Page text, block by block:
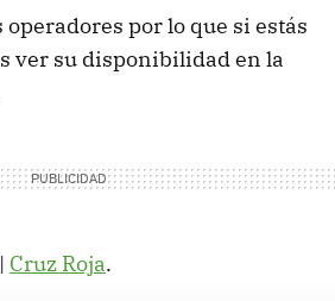
por lo que si estás
ver su disponibilidad en la
Cruz Roja.